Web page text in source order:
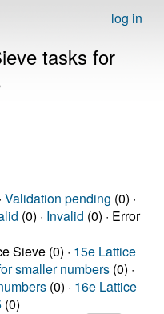
log in
tasks for
Validation pending (0) ·
(0) · Invalid (0) · Error
Sieve (0) · 15e Lattice
smaller numbers (0) ·
(0) · 16e Lattice
(0)